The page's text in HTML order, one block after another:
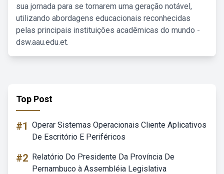
sua jornada para se tornarem uma geração notável,
utilizando abordagens educacionais reconhecidas
pelas principais instituições acadêmicas do mundo -
dsw.aau.edu.et.
Top Post
#1 Operar Sistemas Operacionais Cliente Aplicativos
De Escritório E Periféricos
#2 Relatório Do Presidente Da Província De
Pernambuco à Assembléia Legislativa